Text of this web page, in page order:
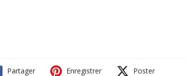
Partager Enregistrer Poster